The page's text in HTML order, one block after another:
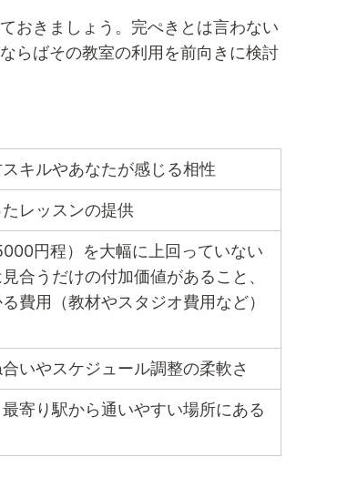
おきましょう。完ぺきとは言わない
らばその教室の利用を前向きに検討
キルやあなたが感じる相性
レッスンの提供
円程）を大幅に上回っていない
合うだけの付加価値があること、
費用（教材やスタジオ費用など）
いやスケジュール調整の柔軟さ
寄り駅から通いやすい場所にある